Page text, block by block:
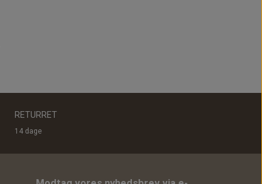
RETURRET
14 dage